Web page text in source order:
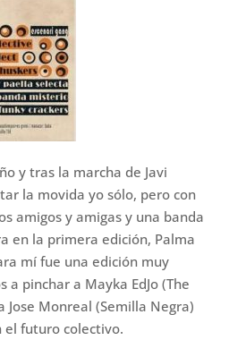
y tras la marcha de Javi
la movida yo sólo, pero con
amigos y amigas y una banda
en la primera edición, Palma
mí fue una edición muy
a pinchar a Mayka EdJo (The
Jose Monreal (Semilla Negra)
el futuro colectivo.